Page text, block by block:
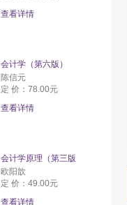
查看详情
会计学（第六版）
陈信元
定 价：78.00元
查看详情
会计学原理（第三版
欧阳歆
定 价：49.00元
查看详情